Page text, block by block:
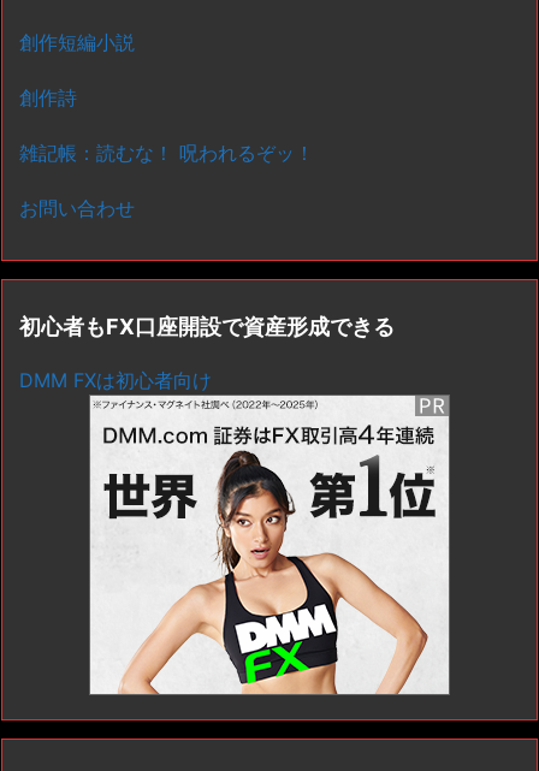
創作短編小説
創作詩
雑記帳：読むな！ 呪われるぞッ！
お問い合わせ
初心者もFX口座開設で資産形成できる
DMM FXは初心者向け